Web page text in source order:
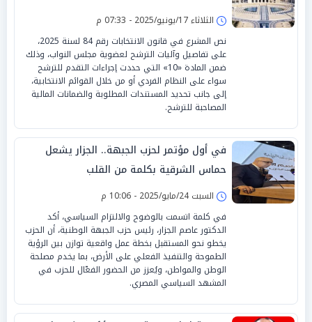
الثلاثاء 17/يونيو/2025 - 07:33 م
نص المشرع في قانون الانتخابات رقم 84 لسنة 2025،
على تفاصيل وآليات الترشح لعضوية مجلس النواب، وذلك
ضمن المادة «10» التي حددت إجراءات التقدم للترشح
سواء على النظام الفردي أو من خلال القوائم الانتخابية،
إلى جانب تحديد المستندات المطلوبة والضمانات المالية
المصاحبة للترشح.
في أول مؤتمر لحزب الجبهة.. الجزار يشعل
حماس الشرقية بكلمة من القلب
السبت 24/مايو/2025 - 10:06 م
في كلمة اتسمت بالوضوح والالتزام السياسي، أكد
الدكتور عاصم الجزار، رئيس حزب الجبهة الوطنية، أن الحزب
يخطو نحو المستقبل بخطة عمل واقعية توازن بين الرؤية
الطموحة والتنفيذ الفعلي على الأرض، بما يخدم مصلحة
الوطن والمواطن، ويُعزز من الحضور الفعّال للحزب في
المشهد السياسي المصري.